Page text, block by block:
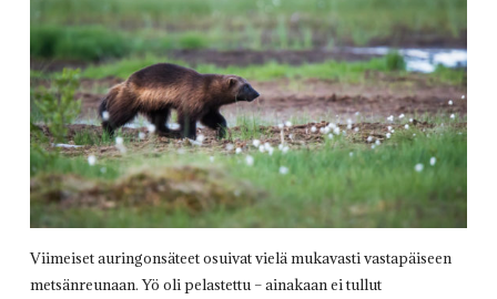
Viimeiset auringonsäteet osuivat vielä mukavasti vastapäiseen
metsänreunaan. Yö oli pelastettu – ainakaan ei tullut